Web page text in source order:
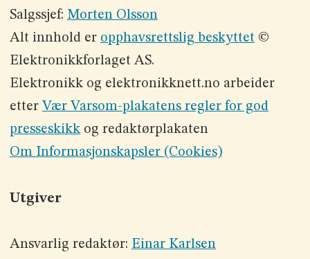
Salgssjef: Morten Olsson
Alt innhold er opphavsrettslig beskyttet©
Elektronikkforlaget AS.
Elektronikk og elektronikknett.no arbeider
etter Vær Varsom-plakatens regler for god
presseskikkog redaktørplakaten
Om Informasjonskapsler (Cookies)
Utgiver
Ansvarlig redaktør: Einar Karlsen